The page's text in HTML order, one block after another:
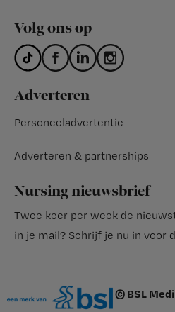
Volg ons op
Adverteren
Personeeladvertentie
Adverteren & partnerships
Nursing nieuwsbrief
Twee keer per week de
in je mail? Schrijf je nu in voor
© BSL